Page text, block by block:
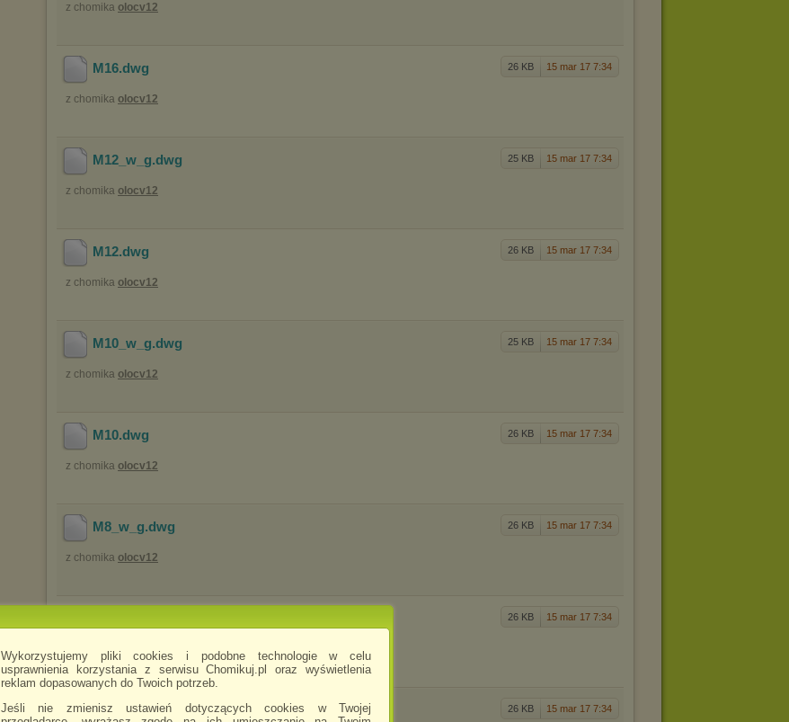
Wykorzystujemy pliki cookies i podobne technologie w celu
usprawnienia korzystania z serwisu Chomikuj.pl oraz wyświetlenia
reklam dopasowanych do Twoich potrzeb.
Jeśli nie zmienisz ustawień dotyczących cookies w Twojej
z chomika olocv12
26 KB 15 mar 17 7:34
M16.dwg
z chomika olocv12
25 KB 15 mar 17 7:34
M12_w_g.dwg
z chomika olocv12
26 KB 15 mar 17 7:34
M12.dwg
z chomika olocv12
25 KB 15 mar 17 7:34
M10_w_g.dwg
z chomika olocv12
26 KB 15 mar 17 7:34
M10.dwg
z chomika olocv12
26 KB 15 mar 17 7:34
M8_w_g.dwg
z chomika olocv12
26 KB 15 mar 17 7:34
z chomika olocv12
26 KB 15 mar 17 7:34
M6.dwg